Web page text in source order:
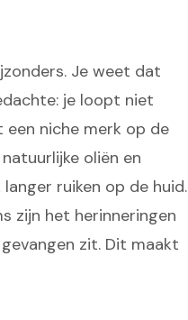
Je weet dat
je loopt niet
niche merk op de
oliën en
ruiken op de huid.
zijn het herinneringen
zit. Dit maakt